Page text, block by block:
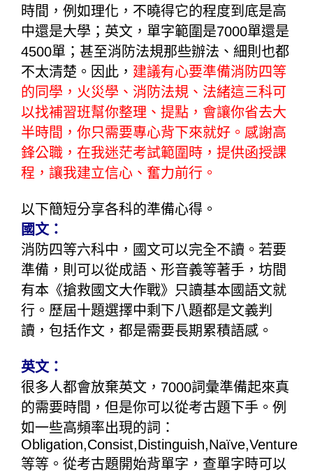
時間，例如理化，不曉得它的程度到底是高
中還是大學；英文，單字範圍是7000單還是
4500單；甚至消防法規那些辦法、細則也都
不太清楚。因此， 建議有心要準備消防四等
的同學，火災學、消防法規、法緒這三科可
以找補習班幫你整理、提點，會讓你省去大
半時間，你只需要專心背下來就好。感謝高
鋒公職 ，在我迷茫考試範圍時，提供函授課
程，讓我建立信心、奮力前行。
以下簡短分享各科的準備心得。
國文：
消防四等六科中，國文可以完全不讀。若要
準備，則可以從成語、形音義等著手，坊間
有本《搶救國文大作戰》只讀基本國語文就
行。歷屆十題選擇中剩下八題都是文義判
讀，包括作文，都是需要長期累積語感。
英文：
很多人都會放棄英文，7000詞彙準備起來真
的需要時間，但是你可以從考古題下手。例
如一些高頻率出現的詞：
等等。從考古題開始背單字，查單字時可以